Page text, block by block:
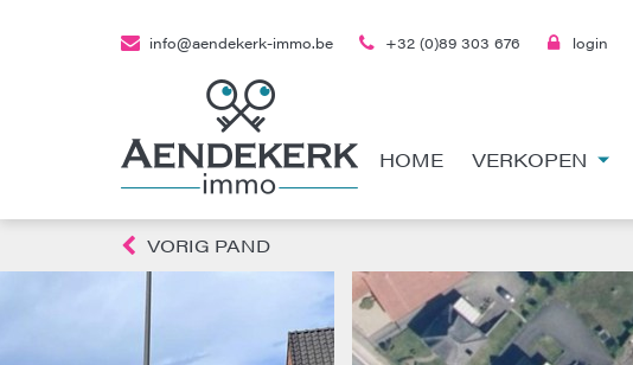
HOME VERKOPEN
info@aendekerk-immo.be +32 (0)89 303 676 login
VORIG PAND